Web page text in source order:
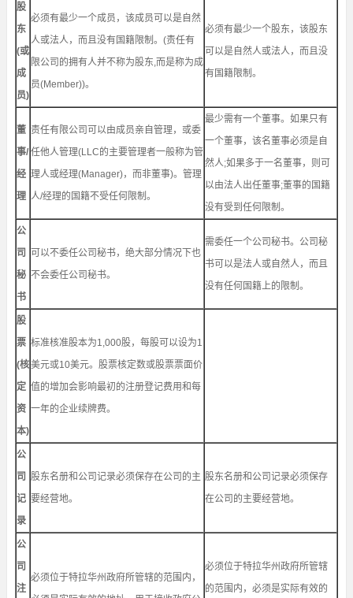
股
东
(或
成
员)
必须有最少一个成员，该成员可以是自然
人或法人，而且没有国籍限制。(责任有
限公司的拥有人并不称为股东,而是称为成
员(Member))。
必须有最少一个股东，该股东
可以是自然人或法人，而且没
有国籍限制。
董
事/
经
理
责任有限公司可以由成员亲自管理，或委
任他人管理(LLC的主要管理者一般称为管
理人或经理(Manager)，而非董事)。管理
人/经理的国籍不受任何限制。
最少需有一个董事。如果只有
一个董事，该名董事必须是自
然人;如果多于一名董事，则可
以由法人出任董事;董事的国籍
没有受到任何限制。
公
司
秘
书
可以不委任公司秘书，绝大部分情况下也
不会委任公司秘书。
需委任一个公司秘书。公司秘
书可以是法人或自然人，而且
没有任何国籍上的限制。
股
票
(核
定
资
本)
标准核准股本为1,000股，每股可以设为1
美元或10美元。股票核定数或股票票面价
值的增加会影响最初的注册登记费用和每
一年的企业续牌费。
公
司
记
录
股东名册和公司记录必须保存在公司的主
要经营地。
股东名册和公司记录必须保存
在公司的主要经营地。
公
司
注
必须位于特拉华州政府所管辖的范围内，
必须位于特拉华州政府所管辖
的范围内，必须是实际有效的